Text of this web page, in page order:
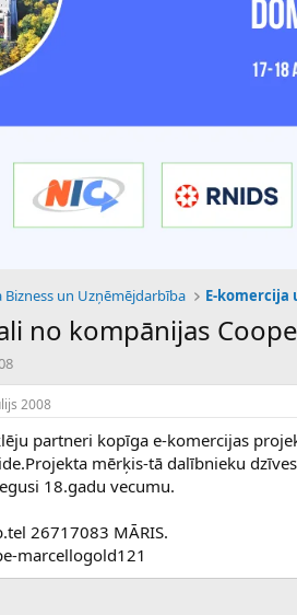
un Uzņēmējdarbība E-
no kompānijas
2008
partneri kopīga e-komercijas
mērķis-tā dalībnieku
18.gadu vecumu.
26717083 MĀRIS.
marcellogold121